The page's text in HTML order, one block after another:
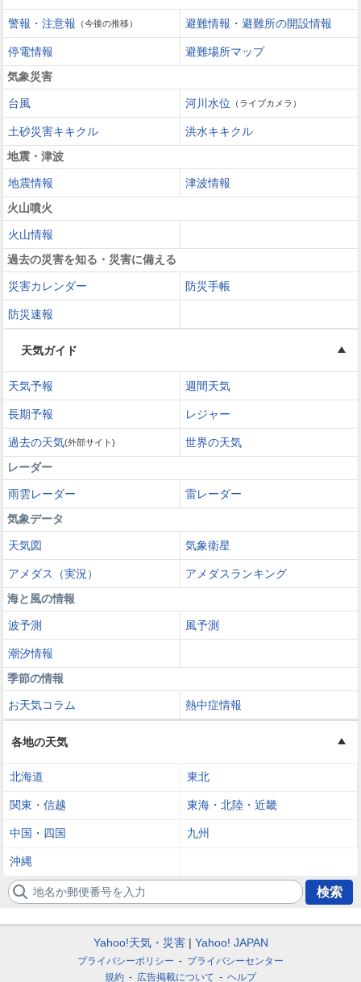
警報・注意報 （今後の推移） 避難情報・避難所の開設情報
停電情報
避難場所マップ
気象災害
台風 河川水位 （ライブカメラ）
土砂災害キキクル
洪水キキクル
地震・津波
地震情報
津波情報
火山噴火
火山情報
過去の災害を知る・災害に備える
災害カレンダー 防災手帳
防災速報
天気ガイド
天気予報 週間天気
長期予報 レジャー
過去の天気(外部サイト)
世界の天気
レーダー
雨雲レーダー
雷レーダー
気象データ
天気図 気象衛星
アメダス（実況）
アメダスランキング
海と風の情報
波予測 風予測
潮汐情報
季節の情報
お天気コラム 熱中症情報
各地の天気
北海道 東北
関東・信越 東海・北陸・近畿
中国・四国 九州
沖縄
地名か郵便番号を入力 検索
Yahoo!天気・災害 Yahoo! JAPAN
プライバシーポリシー
プライバシーセンター
規約
広告掲載について ヘルプ